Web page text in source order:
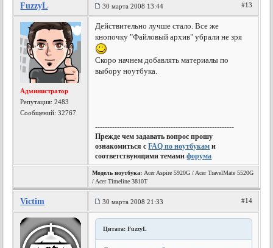
FuzzyL 30 марта 2008 13:44 #13
Администратор
Репутация:2483
Сообщений: 32767
Действительно лучше стало. Все же
кнопочку "Файловый архив" убрали не зря
Скоро начнем добавлять материалы по
выбору ноутбука.
---------------------------------------------------------
Прежде чем задавать вопрос прошу
ознакомиться сFAQ по ноутбукам и
соответствующими темамифорума
Модель ноутбука: Acer Aspire 5920G / Acer TravelMate 5520G
/ Acer Timeline 3810T
Victim 30 марта 2008 21:33 #14
Цитата: FuzzyL